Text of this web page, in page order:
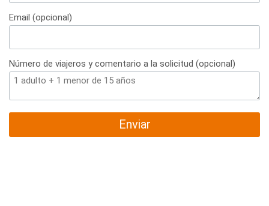
+34
Email (opcional)
Número de viajeros y comentario a la solicitud (opcional)
Enviar